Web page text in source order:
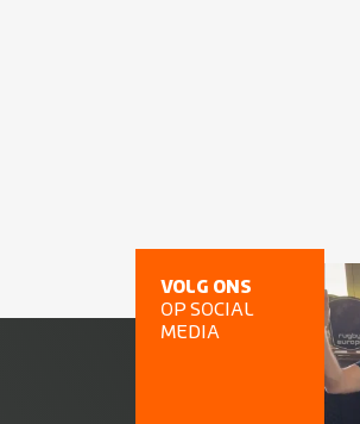
VOLG ONS
OP SOCIAL
MEDIA